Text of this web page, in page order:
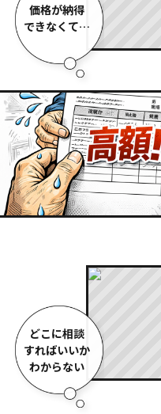
価格が納得
できなくて…
どこに相談
すればいいか
わからない